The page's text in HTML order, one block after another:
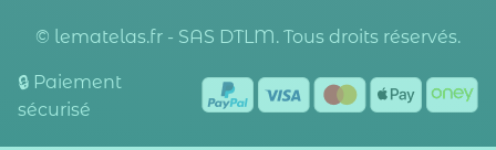
© lematelas.fr - SAS DTLM. Tous droits réservés.
🔒 Paiement
sécurisé